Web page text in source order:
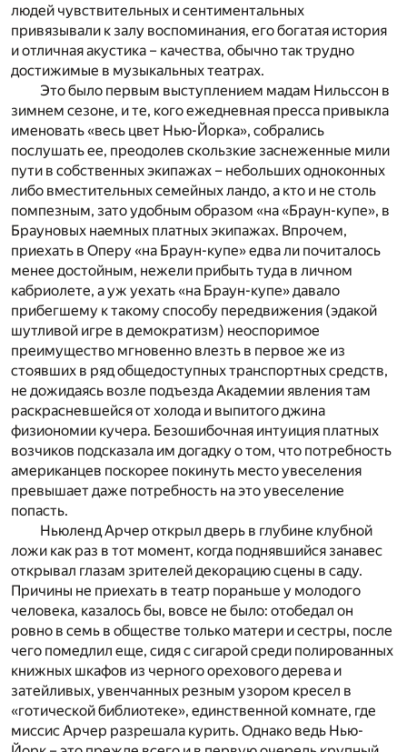
людей чувствительных и сентиментальных
привязывали к залу воспоминания, его богатая история
и отличная акустика – качества, обычно так трудно
достижимые в музыкальных театрах.
Это было первым выступлением мадам Нильссон в
зимнем сезоне, и те, кого ежедневная пресса привыкла
именовать «весь цвет Нью-Йорка», собрались
послушать ее, преодолев скользкие заснеженные мили
пути в собственных экипажах – небольших одноконных
либо вместительных семейных ландо, а кто и не столь
помпезным, зато удобным образом «на «Браун-купе», в
Брауновых наемных платных экипажах. Впрочем,
приехать в Оперу «на Браун-купе» едва ли почиталось
менее достойным, нежели прибыть туда в личном
кабриолете, а уж уехать «на Браун-купе» давало
прибегшему к такому способу передвижения (эдакой
шутливой игре в демократизм) неоспоримое
преимущество мгновенно влезть в первое же из
стоявших в ряд общедоступных транспортных средств,
не дожидаясь возле подъезда Академии явления там
раскрасневшейся от холода и выпитого джина
физиономии кучера. Безошибочная интуиция платных
возчиков подсказала им догадку о том, что потребность
американцев поскорее покинуть место увеселения
превышает даже потребность на это увеселение
попасть.
Ньюленд Арчер открыл дверь в глубине клубной
ложи как раз в тот момент, когда поднявшийся занавес
открывал глазам зрителей декорацию сцены в саду.
Причины не приехать в театр пораньше у молодого
человека, казалось бы, вовсе не было: отобедал он
ровно в семь в обществе только матери и сестры, после
чего помедлил еще, сидя с сигарой среди полированных
книжных шкафов из черного орехового дерева и
затейливых, увенчанных резным узором кресел в
«готической библиотеке», единственной комнате, где
миссис Арчер разрешала курить. Однако ведь Нью-